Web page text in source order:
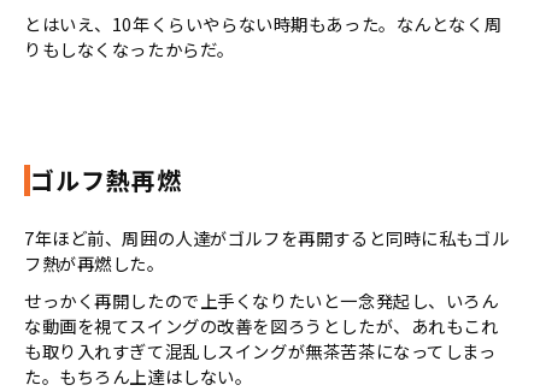
とはいえ、 10年くらいやらない時期もあった。なんとなく周
りもしなくなったからだ。
ゴルフ熱再燃
7年ほど前、周囲の人達がゴルフを再開すると同時に私もゴル
フ熱が再燃した。
せっかく再開したので上手くなりたいと一念発起し、いろん
な動画を視てスイングの改善を図ろうとしたが、あれもこれ
も取り入れすぎて混乱しスイングが無茶苦茶になってしまっ
た。もちろん上達はしない。